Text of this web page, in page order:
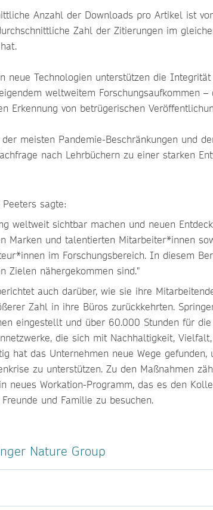
Anzahl der Downloads pro Artikel ist
Zahl der Zitierungen im
neue Technologien unterstützen die
weltweitem Forschungsaufkommen
Erkennung von betrügerischen
meisten Pandemie-Beschränkungen und
nach Lehrbüchern zu einer starken
Peeters sagte:
weltweit sichtbar machen und neuen
Marken und talentierten Mitarbeiter*innen
im Forschungsbereich. In diesem
Zielen nähergekommen sind."
auch darüber, wie sie ihre
Zahl in ihre Büros zurückkehrten.
eingestellt und über 60.000 Stunden für
die sich mit Nachhaltigkeit,
hat das Unternehmen neue Wege
zu unterstützen. Zu den Maßnahmen
neues Workation-Programm, das es den
und Familie zu besuchen.
Nature Group